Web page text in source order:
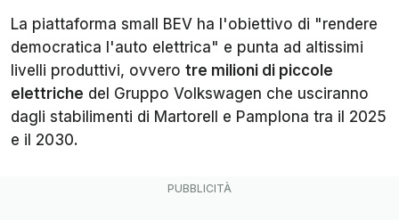
La piattaforma small BEV ha l'obiettivo di "rendere
democratica l'auto elettrica" e punta ad altissimi
livelli produttivi, ovvero tre milioni di piccole
elettriche del Gruppo Volkswagen che usciranno
dagli stabilimenti di Martorell e Pamplona tra il 2025
e il 2030.